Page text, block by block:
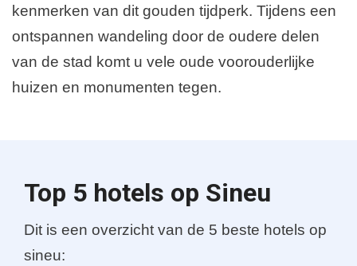
kenmerken van dit gouden tijdperk. Tijdens een
ontspannen wandeling door de oudere delen
van de stad komt u vele oude voorouderlijke
huizen en monumenten tegen.
Top 5 hotels op Sineu
Dit is een overzicht van de 5 beste hotels op
sineu: